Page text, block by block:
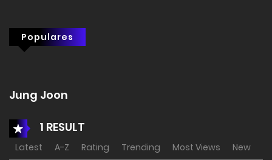
Populares
Jung Joon
1 RESULT
Latest A-Z Rating Trending Most Views New